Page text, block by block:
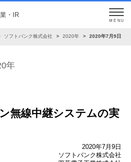
・IR
MENU
ソフトバンク株式会社 2020年 2020年7月9日
年
無線中継システムの実
2020年7月9日
ソフトバンク株式会社